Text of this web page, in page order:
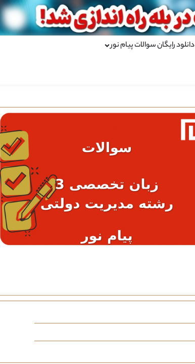
دانلود رایگان سوالات پیام نور